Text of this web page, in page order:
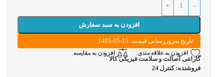
افزودن به سبد سفارش
تاریخ به‌روزرسانی قیمت: 15-05-1405
افزودن به علاقه مندی افزودن به مقایسه
گارانتی اصالت و سلامت فیزیکی کالا
فروشنده: کنترل 24